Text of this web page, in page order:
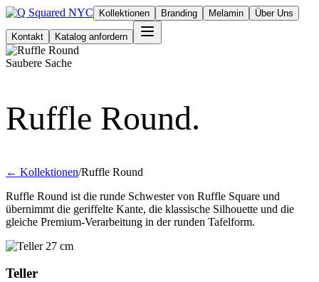
Kollektionen Branding Melamin Über Uns
Kontakt Katalog anfordern
Saubere Sache
Ruffle Round.
← Kollektionen/Ruffle Round
Ruffle Round ist die runde Schwester von Ruffle Square und
übernimmt die geriffelte Kante, die klassische Silhouette und die
gleiche Premium-Verarbeitung in der runden Tafelform.
Teller